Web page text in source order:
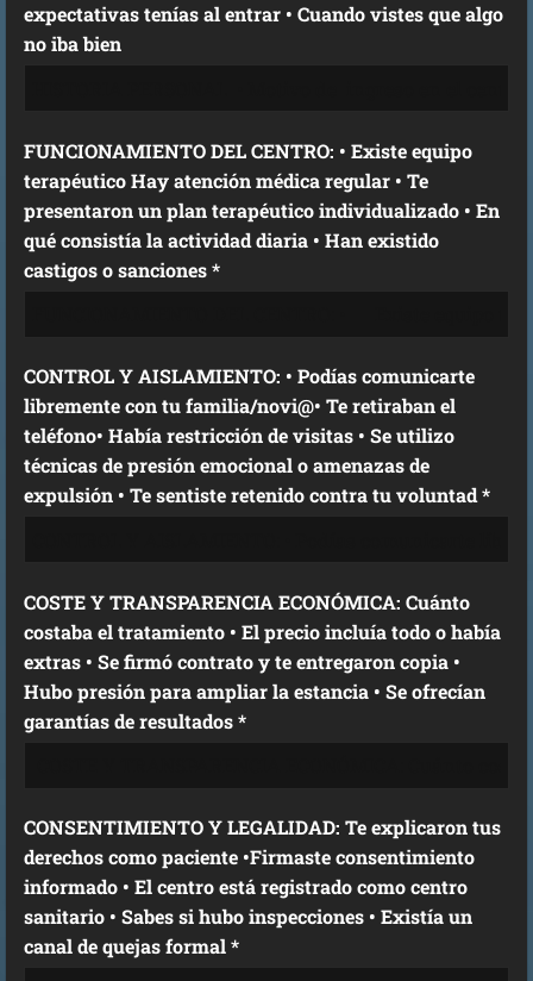
expectativas tenías al entrar • Cuando vistes que algo
no iba bien
FUNCIONAMIENTO DEL CENTRO: • Existe equipo
terapéutico Hay atención médica regular • Te
presentaron un plan terapéutico individualizado • En
qué consistía la actividad diaria • Han existido
castigos o sanciones *
CONTROL Y AISLAMIENTO: • Podías comunicarte
libremente con tu familia/novi@• Te retiraban el
teléfono• Había restricción de visitas • Se utilizo
técnicas de presión emocional o amenazas de
expulsión • Te sentiste retenido contra tu voluntad *
COSTE Y TRANSPARENCIA ECONÓMICA: Cuánto
costaba el tratamiento • El precio incluía todo o había
extras • Se firmó contrato y te entregaron copia •
Hubo presión para ampliar la estancia • Se ofrecían
garantías de resultados *
CONSENTIMIENTO Y LEGALIDAD: Te explicaron tus
derechos como paciente •Firmaste consentimiento
informado • El centro está registrado como centro
sanitario • Sabes si hubo inspecciones • Existía un
canal de quejas formal *